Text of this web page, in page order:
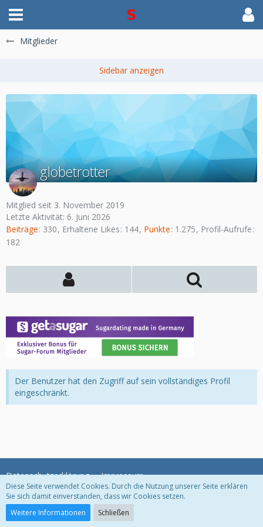
Mitglieder
globetrotter
Mitglied seit 3. November 2019
Letzte Aktivität: 6. Juni 2026
Beiträge 330 Erhaltene Likes 144 Punkte 1.275
Profil-Aufrufe
182
Der Benutzer hat den Zugriff auf sein vollständiges Profil
eingeschränkt.
Datenschutzerklärung Impressum
Community-Software:
Diese Seite verwendet Cookies. Durch die Nutzung unserer Seite erklären
Sie sich damit einverstanden, dass wir Cookies setzen.
Weitere Informationen
Schließen